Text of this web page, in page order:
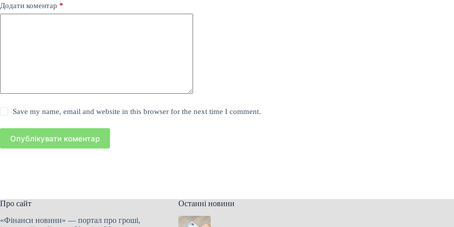
Додати коментар *
Save my name, email and website in this browser for the next time I comment.
Опублікувати коментар
Про сайт
«Фінанси новини» — портал про гроші,
Останні новини